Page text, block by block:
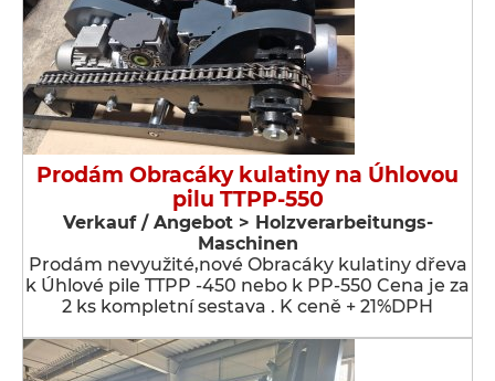
Prodám Obracáky kulatiny na Úhlovou
pilu TTPP-550
Verkauf / Angebot > Holzverarbeitungs-
Maschinen
Prodám nevyužité,nové Obracáky kulatiny dřeva
k Úhlové pile TTPP -450 nebo k PP-550 Cena je za
2 ks kompletní sestava . K ceně + 21%DPH